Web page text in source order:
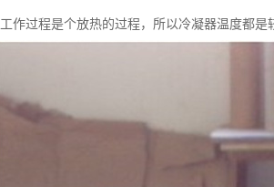
作过程是个放热的过程，所以冷凝器温度都是